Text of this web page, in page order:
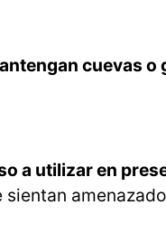
cuevas o
a utilizar en